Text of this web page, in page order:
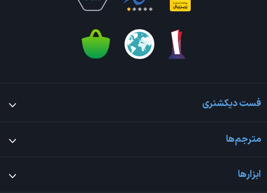
فست دیکشنری
مترجم‌ها
ابزارها